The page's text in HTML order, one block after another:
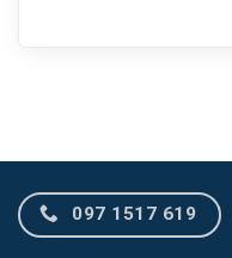
097 1517 619